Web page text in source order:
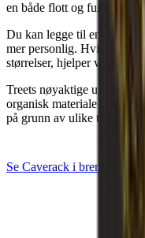
Lag din egen innredning
en både flott og funksjonell
Du kan legge til en
mer personlig. Hvis du har
størrelser, hjelper vi deg
Treets nøyaktige utseende
organisk materiale og kan
på grunn av ulike
Se Caverack i brent furu